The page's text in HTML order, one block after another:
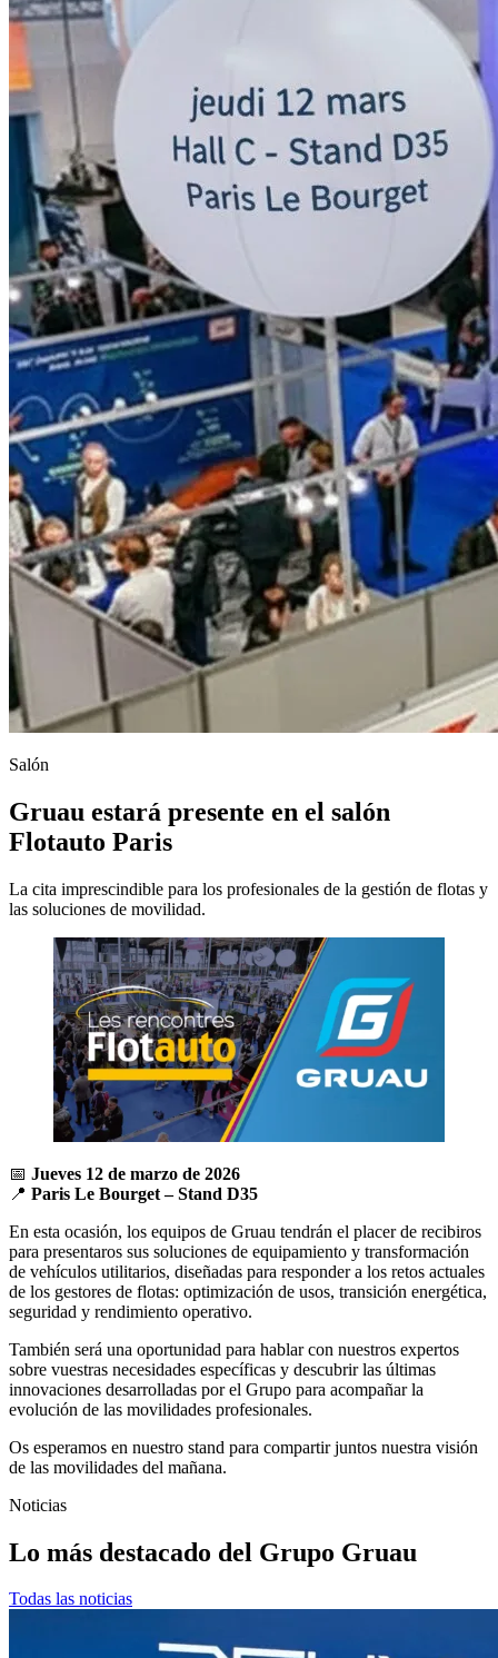
Salón
Gruau estará presente en el salón
Flotauto Paris
La cita imprescindible para los profesionales de la gestión de flotas y
las soluciones de movilidad.
📅 Jueves 12 de marzo de 2026
📍 Paris Le Bourget – Stand D35
En esta ocasión, los equipos de Gruau tendrán el placer de recibiros
para presentaros sus soluciones de equipamiento y transformación
de vehículos utilitarios, diseñadas para responder a los retos actuales
de los gestores de flotas: optimización de usos, transición energética,
seguridad y rendimiento operativo.
También será una oportunidad para hablar con nuestros expertos
sobre vuestras necesidades específicas y descubrir las últimas
innovaciones desarrolladas por el Grupo para acompañar la
evolución de las movilidades profesionales.
Os esperamos en nuestro stand para compartir juntos nuestra visión
de las movilidades del mañana.
Noticias
Lo más destacado del Grupo Gruau
Todas las noticias